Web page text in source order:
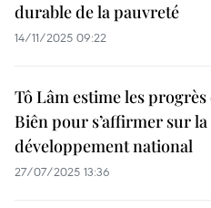
durable de la pauvreté
14/11/2025 09:22
Tô Lâm estime les
Biên pour s’affirmer sur
développement national
27/07/2025 13:36